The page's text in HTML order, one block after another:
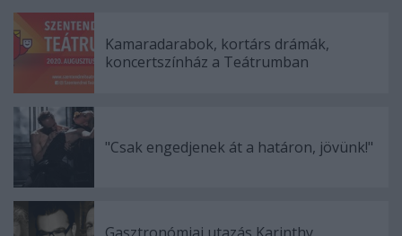
Kamaradarabok, kortárs drámák,
koncertszínház a Teátrumban
"Csak engedjenek át a határon, jövünk!"